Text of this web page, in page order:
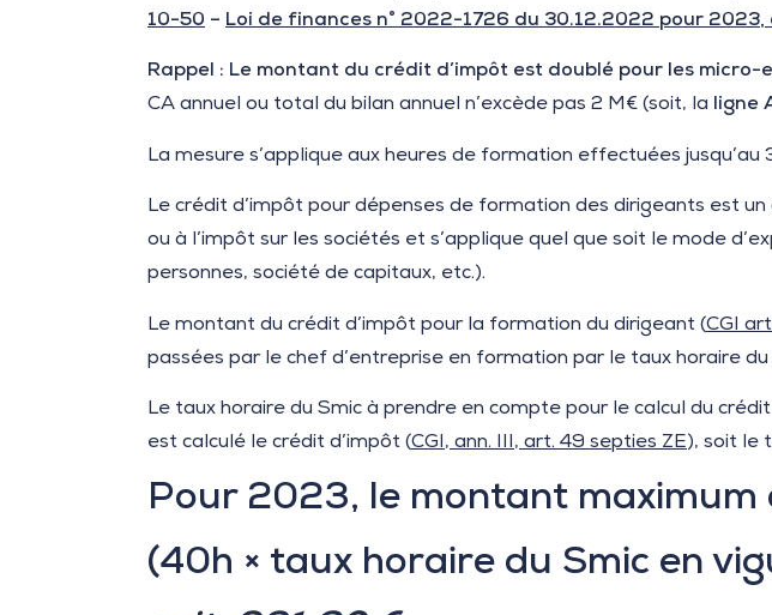
10-50 – Loi de finances n° 2022-1726 du 30.12.2022 pour 2023,
Rappel : Le montant du crédit d’impôt est doublé pour les micro-
CA annuel ou total du bilan annuel n’excède pas 2 M€ (soit, la ligne
La mesure s’applique aux heures de formation effectuées jusqu’au
Le crédit d’impôt pour dépenses de formation des dirigeants est
ou à l’impôt sur les sociétés et s’applique quel que soit le mode
personnes, société de capitaux, etc.).
Le montant du crédit d’impôt pour la formation du dirigeant (CGI
passées par le chef d’entreprise en formation par le taux horaire
Le taux horaire du Smic à prendre en compte pour le calcul du
est calculé le crédit d’impôt (CGI, ann. III, art. 49 septies ZE), soit le
Pour 2023, le montant maximum
(40h × taux horaire du Smic en